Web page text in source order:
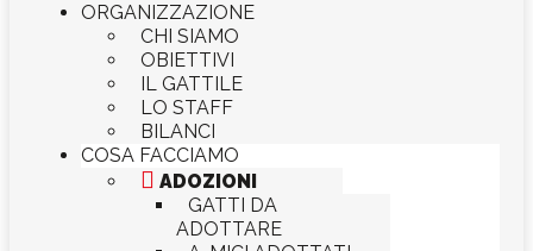
ORGANIZZAZIONE
CHI SIAMO
OBIETTIVI
IL GATTILE
LO STAFF
BILANCI
COSA FACCIAMO
 ADOZIONI
GATTI DA
ADOTTARE